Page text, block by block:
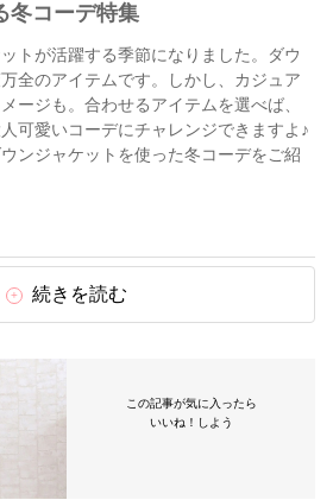
冬コーデ特集
トが活躍する季節になりました。ダウ
全のアイテムです。しかし、カジュア
ージも。合わせるアイテムを選べば、
可愛いコーデにチャレンジできますよ♪
ンジャケットを使った冬コーデをご紹
続きを読む
この記事が気に入ったら
いいね！しよう